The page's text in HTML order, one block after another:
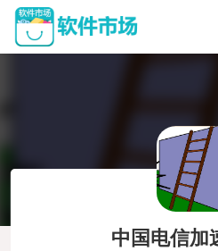
中国电信加